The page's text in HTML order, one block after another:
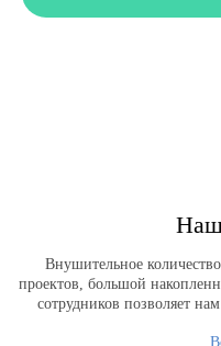
Внушительное
проектов, большой
сотрудников позволяет